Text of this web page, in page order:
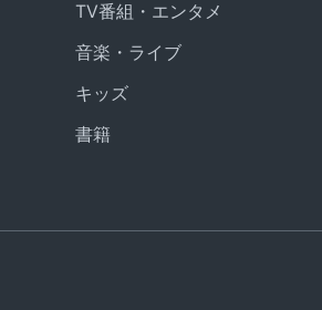
TV番組・エンタメ
音楽・ライブ
キッズ
書籍